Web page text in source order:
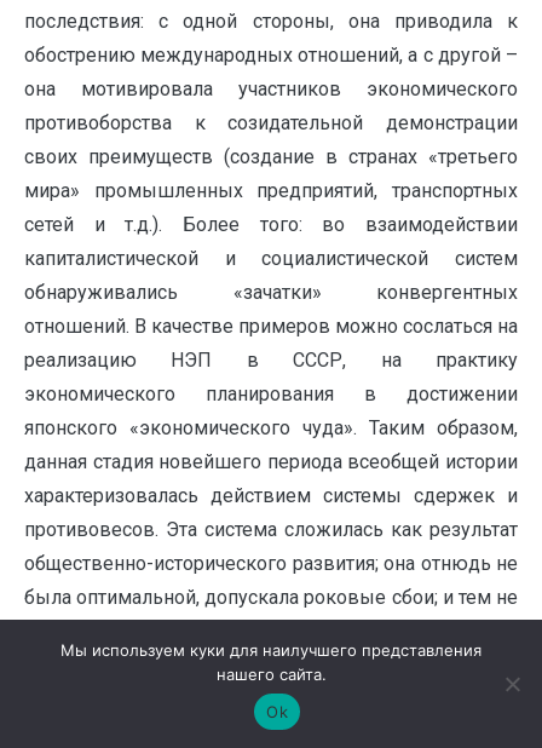
последствия: с одной стороны, она приводила к
обострению международных отношений, а с другой –
она мотивировала участников экономического
противоборства к созидательной демонстрации
своих преимуществ (создание в странах «третьего
мира» промышленных предприятий, транспортных
сетей и т.д.). Более того: во взаимодействии
капиталистической и социалистической систем
обнаруживались «зачатки» конвергентных
отношений. В качестве примеров можно сослаться на
реализацию НЭП в СССР, на практику
экономического планирования в достижении
японского «экономического чуда». Таким образом,
данная стадия новейшего периода всеобщей истории
характеризовалась действием системы сдержек и
противовесов. Эта система сложилась как результат
общественно-исторического развития; она отнюдь не
была оптимальной, допускала роковые сбои; и тем не
возможность удержаться на краю пропасти, остаться
в пределах самосохранения.
Мы используем куки для наилучшего представления
нашего сайта.
Ok